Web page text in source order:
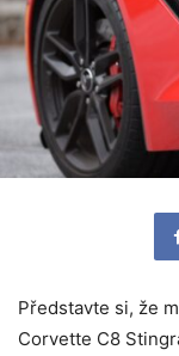
Představte si, že
Corvette C8